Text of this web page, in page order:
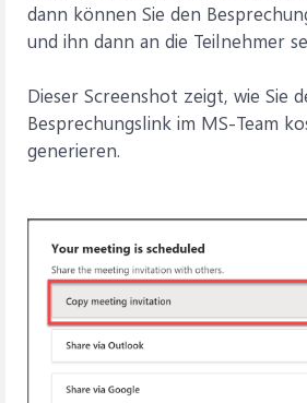
dann können Sie den
und ihn dann an die Teilnehmer
Dieser Screenshot zeigt, wie Sie
Besprechungslink im MS-Team
generieren.